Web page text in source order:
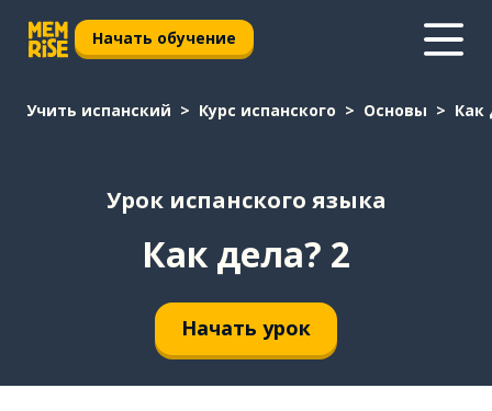
Начать обучение
Учить испанский Курс испанского Основы Как
Урок испанского языка
Как дела? 2
Начать урок